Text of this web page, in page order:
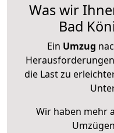
Was wir
Bad
Ein Umzug
die Last zu
Wir haben mehr